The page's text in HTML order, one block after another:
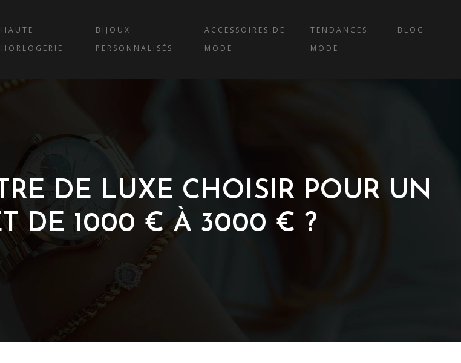
HAUTE
HORLOGERIE
BIJOUX
PERSONNALISÉS
ACCESSOIRES DE
MODE
TENDANCES
MODE
BLOG
DE LUXE CHOISIR POUR UN
DE 1000 € À 3000 € ?